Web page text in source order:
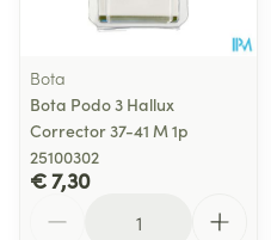
Bota
Bota Podo 3 Hallux
Corrector 37-41 M 1p
25100302
€ 7,30